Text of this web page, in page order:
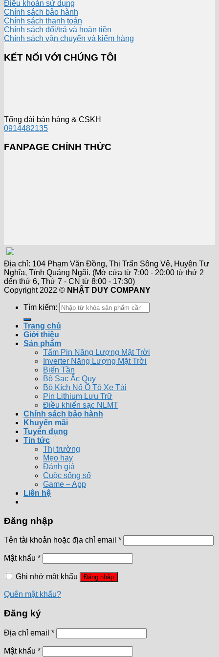
Điều khoản sử dụng
Chính sách bảo hành
Chính sách thanh toán
Chính sách đổi/trả và hoàn tiền
Chính sách vận chuyển và kiểm hàng
KẾT NỐI VỚI CHÚNG TÔI
Tổng đài bán hàng & CSKH
0914482135
FANPAGE CHÍNH THỨC
Địa chỉ: 104 Phạm Văn Đồng, Thị Trấn Sông Vệ, Huyện Tư
Nghĩa, Tỉnh Quảng Ngãi. (Mở cửa từ 7:00 - 20:00 từ thứ 2
đến thứ 6, Thứ 7 - CN từ 8:00 - 17:30)
Copyright 2022 © NHẬT DUY COMPANY
Tìm kiếm:
Trang chủ
Giới thiệu
Sản phẩm
Tấm Pin Năng Lượng Mặt Trời
Inverter Năng Lượng Mặt Trời
Biến Tần
Bộ Sạc Ắc Quy
Bộ Kích Nổ Ô Tô Xe Tải
Pin Lithium Lưu Trữ
Điều khiển sạc NLMT
Chính sách bảo hành
Khuyến mãi
Tuyển dụng
Tin tức
Thị trường
Mẹo hay
Đánh giá
Cuộc sống số
Game – App
Liên hệ
Đăng nhập
Tên tài khoản hoặc địa chỉ email *
Mật khẩu *
Ghi nhớ mật khẩu Đăng nhập
Quên mật khẩu?
Đăng ký
Địa chỉ email *
Mật khẩu *